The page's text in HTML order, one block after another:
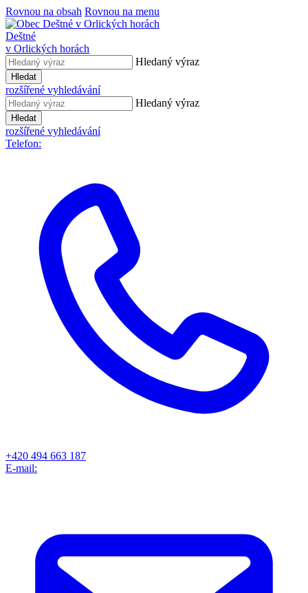
Rovnou na obsah Rovnou na menu
Deštné
v Orlických horách
Hledaný výraz
Hledat
rozšířené vyhledávání
Hledaný výraz
Hledat
rozšířené vyhledávání
Telefon:
+420 494 663 187
E-mail: